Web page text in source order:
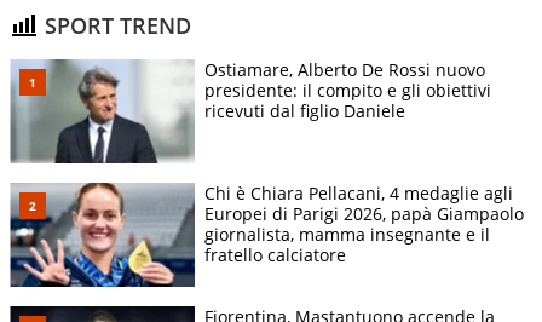
SPORT TREND
Ostiamare, Alberto De Rossi nuovo
presidente: il compito e gli obiettivi
ricevuti dal figlio Daniele
Chi è Chiara Pellacani, 4 medaglie agli
Europei di Parigi 2026, papà Giampaolo
giornalista, mamma insegnante e il
fratello calciatore
Fiorentina, Mastantuono accende la